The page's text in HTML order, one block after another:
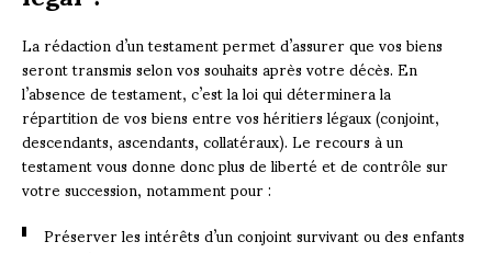
La rédaction d’un testament permet d’assurer que vos biens
seront transmis selon vos souhaits après votre décès. En
l’absence de testament, c’est la loi qui déterminera la
répartition de vos biens entre vos héritiers légaux (conjoint,
descendants, ascendants, collatéraux). Le recours à un
testament vous donne donc plus de liberté et de contrôle sur
votre succession, notamment pour :
Préserver les intérêts d’un conjoint survivant ou des enfants